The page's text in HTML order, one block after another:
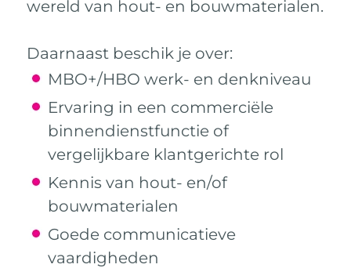
wereld van hout- en bouwmaterialen.
Daarnaast beschik je over:
MBO+/HBO werk- en denkniveau
Ervaring in een commerciële
binnendienstfunctie of
vergelijkbare klantgerichte rol
Kennis van hout- en/of
bouwmaterialen
Goede communicatieve
vaardigheden